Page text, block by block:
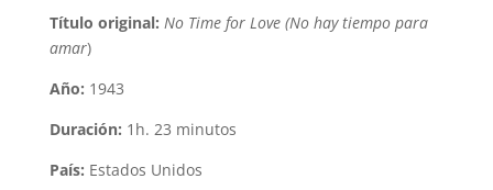
Título original: No Time for Love (No hay tiempo para
amar)
Año: 1943
Duración: 1h. 23 minutos
País: Estados Unidos